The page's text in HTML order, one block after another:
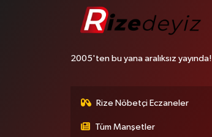
2005'ten bu yana aralıksız yayında!
Rize Nöbetçi Eczaneler
Tüm Manşetler